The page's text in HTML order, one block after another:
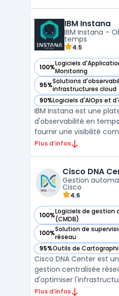
détection proactive des
ses capacités d'analys ...
IBM Instana
IBM Instana –
temps
4.5
100%Logiciels
Monitoring
— voir IBM Instana dans
95%Solutions
infrastructures cloud
— voir IBM Instana dans
90%Logiciels d'AIOps et
— voir IBM Instana dans
IBM Instana est une
d'observabilité en
fournir une visibilité
performances des
d'automatisation de la
Plus d’infos
Cisco DNA
Gestion
Cisco
4.6
100%Logiciels de gestion
(CMDB)
— voir Cisco DNA Center
100%Solution de
réseau
— voir Cisco DNA Center
95%Outils de
— voir Cisco DNA Center
Cisco DNA Center est
gestion centralisée
d'optimiser
entreprises grâce à une
Plus d’infos